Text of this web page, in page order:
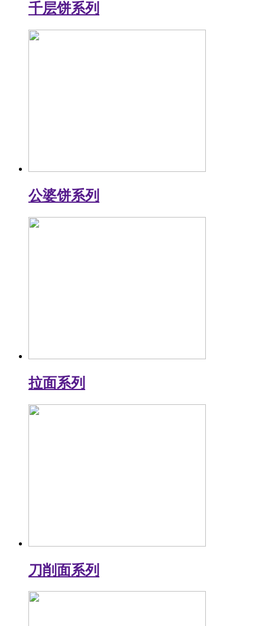
千层饼系列
公婆饼系列
拉面系列
刀削面系列